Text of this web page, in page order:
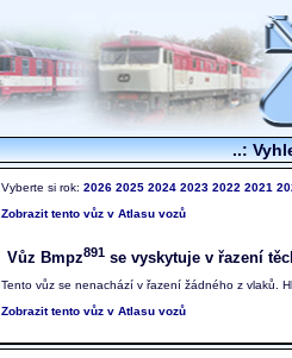
..:
Vyberte si rok: 2026 2025 2024 2023 2022 2021
Zobrazit tento vůz v Atlasu vozů
Vůz Bmpz891 se vyskytuje v řazení
Tento vůz se nenachází v řazení žádného z vlaků.
Zobrazit tento vůz v Atlasu vozů